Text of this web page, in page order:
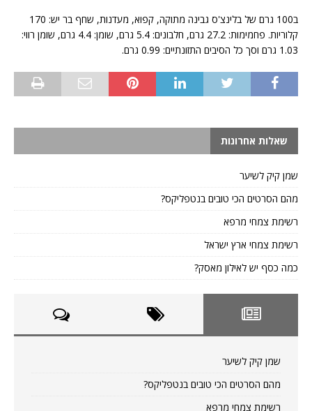
ב100 גרם של בלינצ'ס גבינה מתוקה, קפוא, מעדנות, שחף בר יש: 170
קלוריות. פחמימות: 27.2 גרם, חלבונים: 5.4 גרם, שומן: 4.4 גרם, שומן רווי:
1.03 גרם וסך כל הסיבים התזונתיים: 0.99 גרם.
שאלות אחרונות
שמן קיק לשיער
מהם הסרטים הכי טובים בנטפליקס?
רשימת צמחי מרפא
רשימת צמחי ארץ ישראל
כמה כסף יש לאילון מאסק?
שמן קיק לשיער
מהם הסרטים הכי טובים בנטפליקס?
רשימת צמחי מרפא